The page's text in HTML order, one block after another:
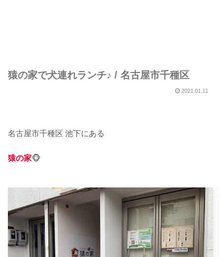
猿の家で犬連れランチ♪ / 名古屋市千種区
2021.01.11
名古屋市千種区 池下にある
猿の家🐵